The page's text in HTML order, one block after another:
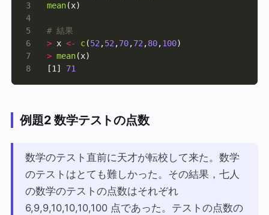
3
4
5
6
7
8
mean
# 結果
> x <- c(52,52,70,72,80,100
> mean
[1] 71
例題2 数学テストの点数
数学のテスト直前に天才が転校して来た。数学
のテストはとても難しかった。その結果，七人
の数学のテストの点数はそれぞれ
6,9,9,10,10,10,100 点であった。テストの点数の